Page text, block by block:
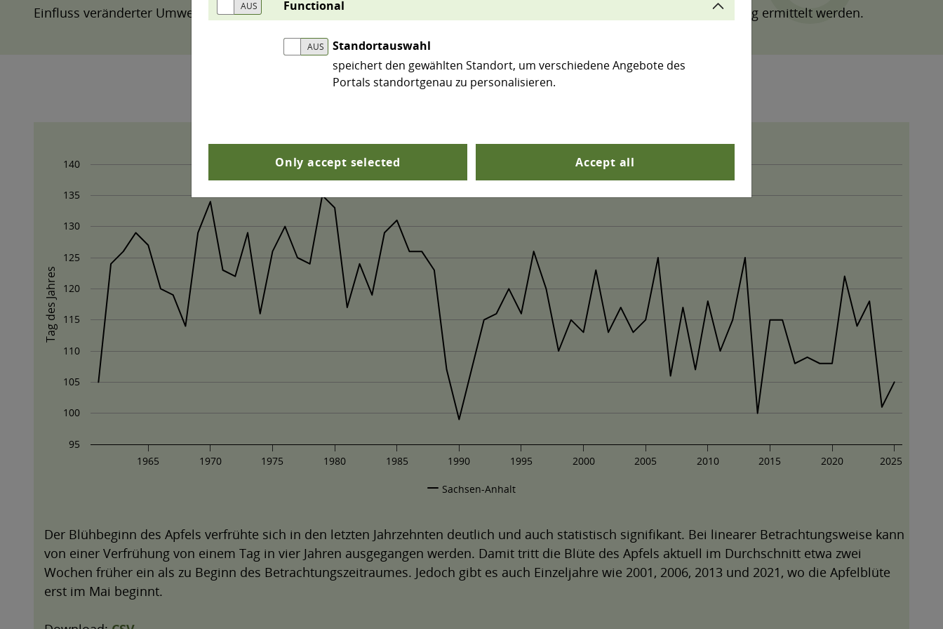
Einfluss veränderter Umweltbedingungen, vor allem Änderungen von Witterung und Klima, auf die Vegetationsentwicklung ermittelt werden.
Functional
Standortauswahl
speichert den gewählten Standort, um verschiedene Angebote des
Portals standortgenau zu personalisieren.
Only accept selected Accept all